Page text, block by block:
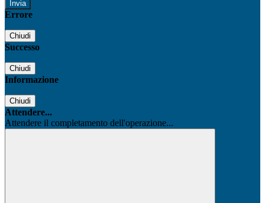
Errore
Chiudi
Successo
Chiudi
Informazione
Chiudi
Attendere...
Attendere il completamento dell'operazione...